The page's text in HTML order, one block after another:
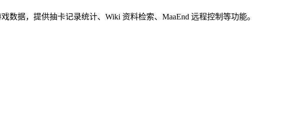
据，提供抽卡记录统计、Wiki 资料检索、MaaEnd 远程控制等功能。